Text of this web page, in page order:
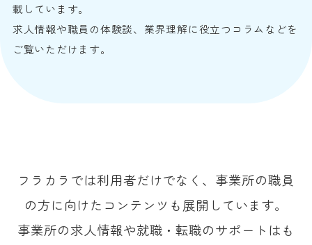
載しています。
求人情報や職員の体験談、業界理解に役立つコラムなどを
ご覧いただけます。
フラカラでは利用者だけでなく、事業所の職員
の方に向けたコンテンツも展開しています。
事業所の求人情報や就職・転職のサポートはも